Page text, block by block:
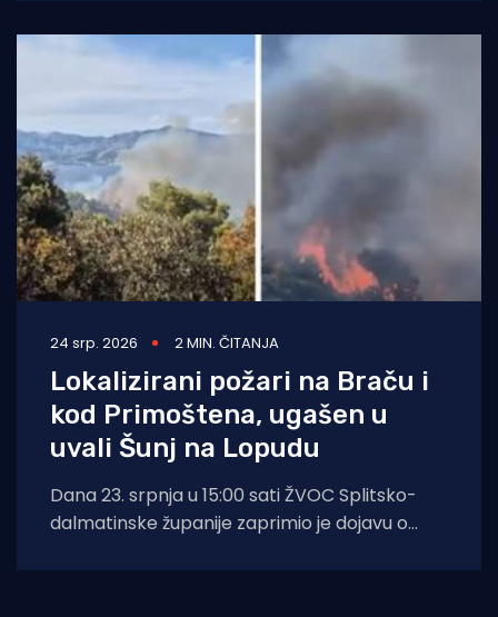
24 srp. 2026 2 MIN. ČITANJA
Lokalizirani požari na Braču i
kod Primoštena, ugašen u
uvali Šunj na Lopudu
Dana 23. srpnja u 15:00 sati ŽVOC Splitsko-
dalmatinske županije zaprimio je dojavu o